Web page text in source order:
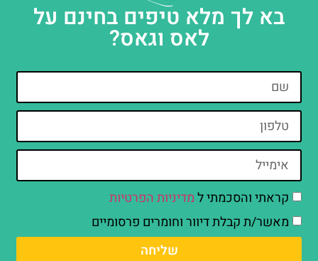
בא לך מלא טיפים בחינם על
לאס וגאס?
קראתי והסכמתי למדיניות הפרטיות
מאשר/ת קבלת דיוור וחומרים פרסומיים
שליחה